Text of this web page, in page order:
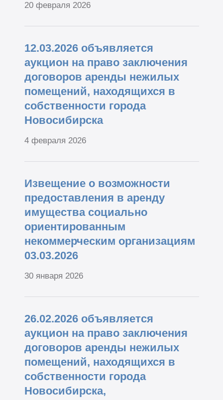
20 февраля 2026
12.03.2026 объявляется
аукцион на право заключения
договоров аренды нежилых
помещений, находящихся в
собственности города
Новосибирска
4 февраля 2026
Извещение о возможности
предоставления в аренду
имущества социально
ориентированным
некоммерческим организациям
03.03.2026
30 января 2026
26.02.2026 объявляется
аукцион на право заключения
договоров аренды нежилых
помещений, находящихся в
собственности города
Новосибирска,